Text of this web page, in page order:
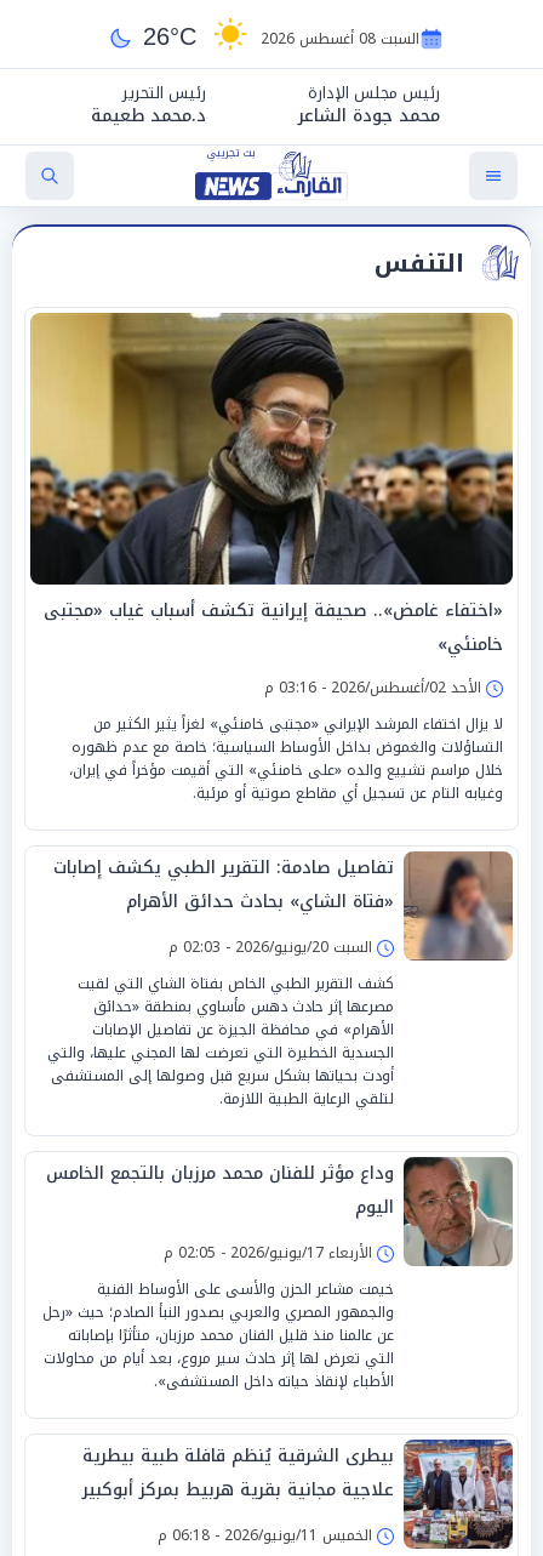
السبت 08 أغسطس 2026 26°C
رئيس مجلس الإدارة
محمد جودة الشاعر
رئيس التحرير
د.محمد طعيمة
التنفس
«اختفاء غامض».. صحيفة إيرانية تكشف أسباب غياب «مجتبى
خامنئي»
الأحد 02/أغسطس/2026 - 03:16 م
لا يزال اختفاء المرشد الإيراني «مجتبى خامنئي» لغزاً يثير الكثير من
التساؤلات والغموض بداخل الأوساط السياسية؛ خاصة مع عدم ظهوره
خلال مراسم تشييع والده «على خامنئي» التي أقيمت مؤخراً في إيران،
وغيابه التام عن تسجيل أي مقاطع صوتية أو مرئية.
تفاصيل صادمة: التقرير الطبي يكشف إصابات
«فتاة الشاي» بحادث حدائق الأهرام
السبت 20/يونيو/2026 - 02:03 م
كشف التقرير الطبي الخاص بفتاة الشاي التي لقيت
مصرعها إثر حادث دهس مأساوي بمنطقة «حدائق
الأهرام» في محافظة الجيزة عن تفاصيل الإصابات
الجسدية الخطيرة التي تعرضت لها المجني عليها، والتي
أودت بحياتها بشكل سريع قبل وصولها إلى المستشفى
لتلقي الرعاية الطبية اللازمة.
وداع مؤثر للفنان محمد مرزبان بالتجمع الخامس
اليوم
الأربعاء 17/يونيو/2026 - 02:05 م
خيمت مشاعر الحزن والأسى على الأوساط الفنية
والجمهور المصري والعربي بصدور النبأ الصادم؛ حيث «رحل
عن عالمنا منذ قليل الفنان محمد مرزبان، متأثرًا بإصاباته
التي تعرض لها إثر حادث سير مروع، بعد أيام من محاولات
الأطباء لإنقاذ حياته داخل المستشفى».
بيطرى الشرقية يُنظم قافلة طبية بيطرية
علاجية مجانية بقرية هربيط بمركز أبوكبير
الخميس 11/يونيو/2026 - 06:18 م